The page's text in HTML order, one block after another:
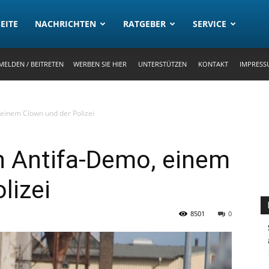
NACHRICHTEN RATGEBER SERVICE
/ BEITRETEN WERBEN SIE HIER UNTERSTÜTZEN KONTAKT
Clown und der Polizei
Antifa-Demo, einem
0
8501